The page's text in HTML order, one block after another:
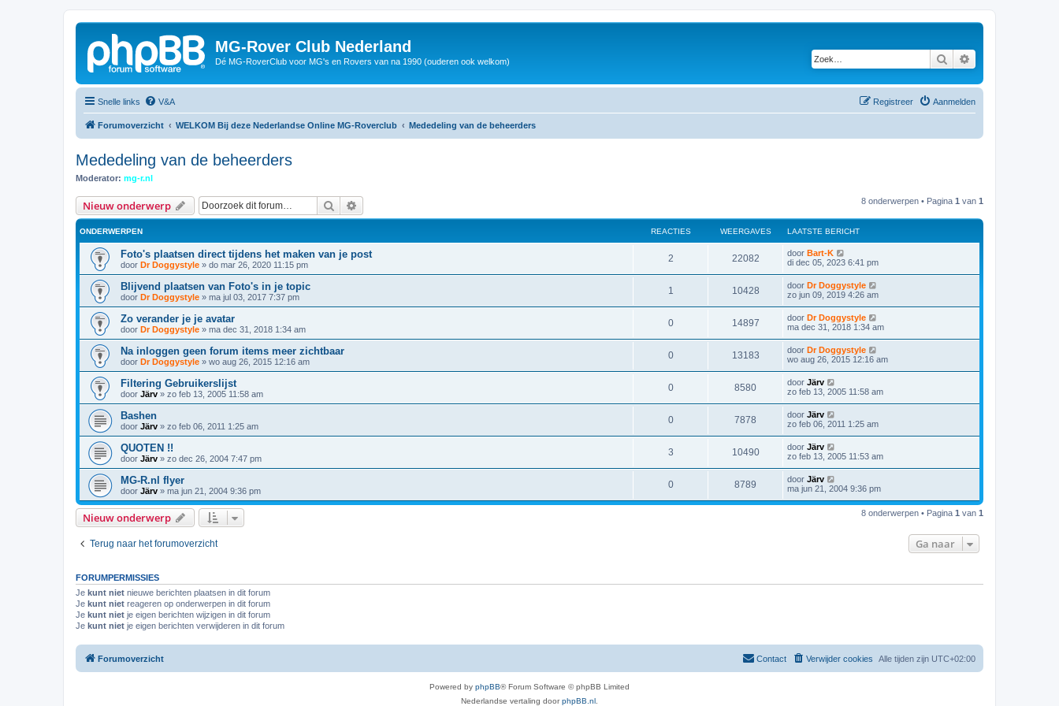
MG-Rover Club Nederland
Dé MG-RoverClub voor MG's en Rovers van na 1990 (ouderen ook welkom) Zoek
Snelle links V&A Aanmelden
Registreer
Forumoverzicht WELKOM Bij deze Nederlandse Online MG-Roverclub Mededeling van de beheerders
Mededeling van de beheerders
Moderator: mg-r.nl
Nieuw onderwerp Zoek 8 onderwerpen • Pagina 1 van 1
ONDERWERPEN REACTIES WEERGAVES LAATSTE BERICHT
Foto's plaatsen direct tijdens het maken van je post
door Dr Doggystyle » do mar 26, 2020 11:15 pm
2 22082 door Bart-K
di dec 05, 2023 6:41 pm
Blijvend plaatsen van Foto's in je topic
door Dr Doggystyle » ma jul 03, 2017 7:37 pm
1 10428 door Dr Doggystyle
zo jun 09, 2019 4:26 am
Zo verander je je avatar
door Dr Doggystyle » ma dec 31, 2018 1:34 am
0 14897 door Dr Doggystyle
ma dec 31, 2018 1:34 am
Na inloggen geen forum items meer zichtbaar
door Dr Doggystyle » wo aug 26, 2015 12:16 am
0 13183 door Dr Doggystyle
wo aug 26, 2015 12:16 am
Filtering Gebruikerslijst
door Järv » zo feb 13, 2005 11:58 am
0 8580 door Järv
zo feb 13, 2005 11:58 am
Bashen
door Järv » zo feb 06, 2011 1:25 am
0 7878 door Järv
zo feb 06, 2011 1:25 am
QUOTEN !!
door Järv » zo dec 26, 2004 7:47 pm
3 10490 door Järv
zo feb 13, 2005 11:53 am
MG-R.nl flyer
door Järv » ma jun 21, 2004 9:36 pm
0 8789 door Järv
ma jun 21, 2004 9:36 pm
Nieuw onderwerp 8 onderwerpen • Pagina 1 van 1
Terug naar het forumoverzicht Ga naar
FORUMPERMISSIES
Je kunt niet nieuwe berichten plaatsen in dit forum
Je kunt niet reageren op onderwerpen in dit forum
Je kunt niet je eigen berichten wijzigen in dit forum
Je kunt niet je eigen berichten verwijderen in dit forum
Forumoverzicht Alle tijden zijn UTC+02:00
Verwijder cookies
Contact
Powered by phpBB® Forum Software © phpBB Limited
Nederlandse vertaling doorphpBB.nl